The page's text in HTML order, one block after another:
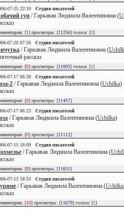
07-25 22:10
Студия писателей
суп / Гаркавая Людмила Валентиновна (
[1] просмотры: [11256] голоса: [2]
07-20 07:56
Студия писателей
/ Гаркавая Людмила Валентиновна (
рассказ
[0] просмотры: [11003] голоса: [1]
07-17 06:30
Студия писателей
2 / Гаркавая Людмила Валентиновна (Uchilka)
[0] просмотры: [11457]
07-17 06:23
Студия писателей
/ Гаркавая Людмила Валентиновна (Uchilka)
[0] просмотры: [11112]
07-15 18:09
Студия писателей
/ Гаркавая Людмила Валентиновна (
[8] просмотры: [11651]
07-13 18:33
Студия писателей
/ Гаркавая Людмила Валентиновна (Uchilka
[10] просмотры: [11679] голоса: [1]